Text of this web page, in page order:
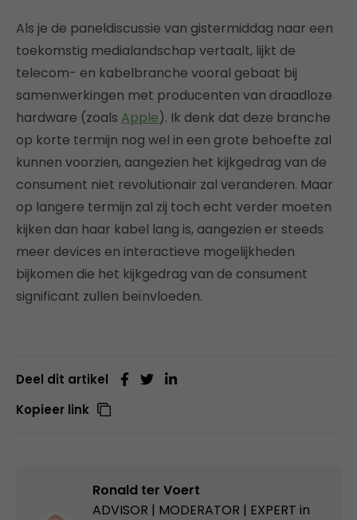
Als je de paneldiscussie van gistermiddag naar een
toekomstig medialandschap vertaalt, lijkt de
telecom- en kabelbranche vooral gebaat bij
samenwerkingen met producenten van draadloze
hardware (zoals Apple). Ik denk dat deze branche
op korte termijn nog wel in een grote behoefte zal
kunnen voorzien, aangezien het kijkgedrag van de
consument niet revolutionair zal veranderen. Maar
op langere termijn zal zij toch echt verder moeten
kijken dan haar kabel lang is, aangezien er steeds
meer devices en interactieve mogelijkheden
bijkomen die het kijkgedrag van de consument
significant zullen beïnvloeden.
Deel dit artikel
Kopieer link
Ronald ter Voert
ADVISOR | MODERATOR | EXPERT in